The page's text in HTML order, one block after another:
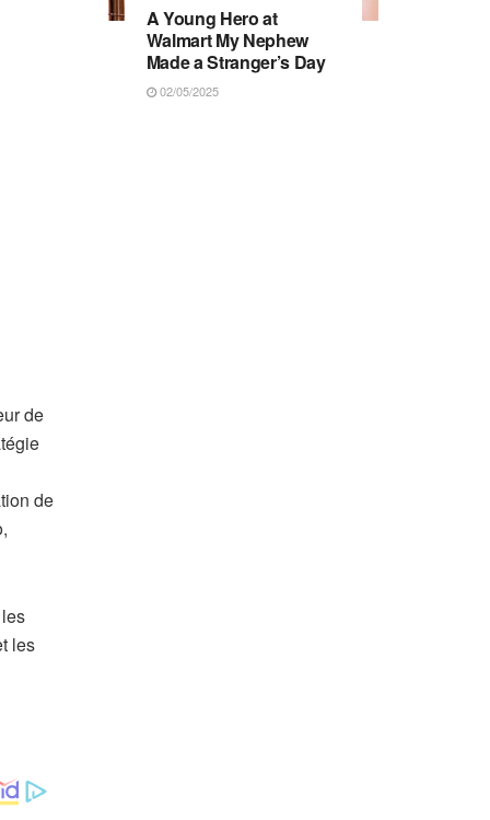
de
de
les
A Young Hero at
Walmart My Nephew
Made a Stranger’s Day
02/05/2025